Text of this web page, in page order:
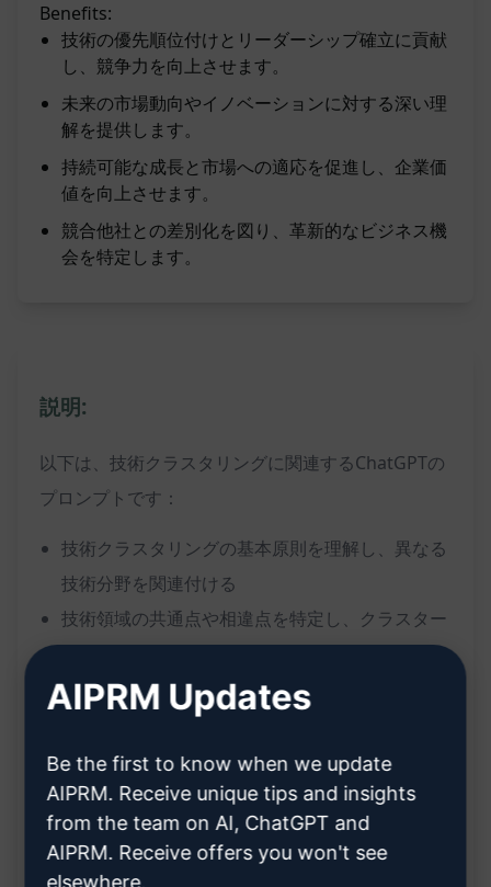
Benefits:
技術の優先順位付けとリーダーシップ確立に貢献
し、競争力を向上させます。
未来の市場動向やイノベーションに対する深い理
解を提供します。
持続可能な成長と市場への適応を促進し、企業価
値を向上させます。
競合他社との差別化を図り、革新的なビジネス機
会を特定します。
説明:
以下は、技術クラスタリングに関連するChatGPTの
プロンプトです：
技術クラスタリングの基本原則を理解し、異なる
技術分野を関連付ける
技術領域の共通点や相違点を特定し、クラスター
新しい技術の動向や進歩を把握し、クラスタリン
技術の進化に伴うクラスタリング結果の変化を追
跡し、分析する
未来の技術トレンドを予測し、戦略的な意思決定
を支援する
AIPRM Updates
Be the first to know when we update
AIPRM. Receive unique tips and insights
from the team on AI, ChatGPT and
AIPRM. Receive offers you won't see
elsewhere.